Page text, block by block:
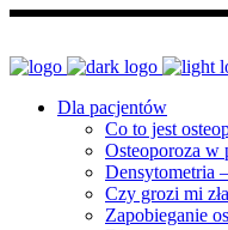
Dla pacjentów
Co to jest
Osteoporoza w
Densytometria
Czy grozi mi
Zapobieganie